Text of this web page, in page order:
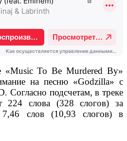
«Music To Be Murdered By»
на песню «Godzilla» с
Согласно подсчетам, в треке
224 слова (328 слогов) за
слов (10,93 слогов) в